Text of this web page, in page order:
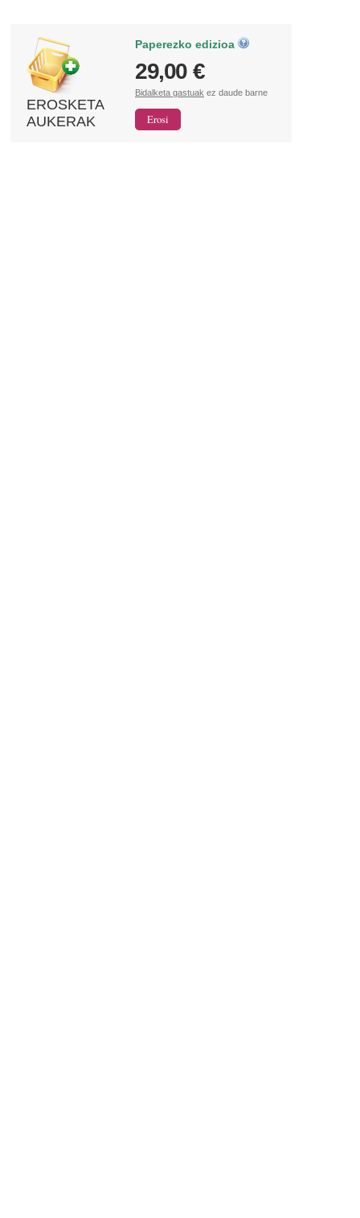
EROSKETA
AUKERAK
Paperezko edizioa
29,00 €
Bidalketa gastuak ez daude barne